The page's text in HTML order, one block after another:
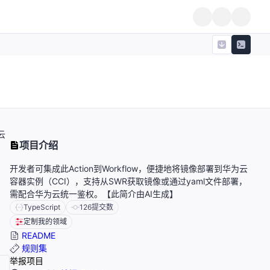
项目介绍
开发者可集成此Action到Workflow，便捷地将镜像部署到华为云
容器实例（CCI），支持从SWR获取镜像或通过yaml文件部署，
需配合华为云统一鉴权。【此简介由AI生成】
TypeScript 126提交数
定制我的领域
README
规则集
举报项目